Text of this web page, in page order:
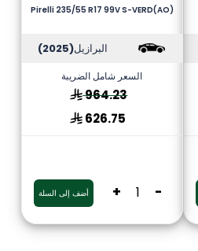
Pirelli 235/55 R17 99V S-VERD(AO)
البرازيل(2025)
السعر شامل الضريبة
964.23
626.75
-
+ أضف إلى السلة